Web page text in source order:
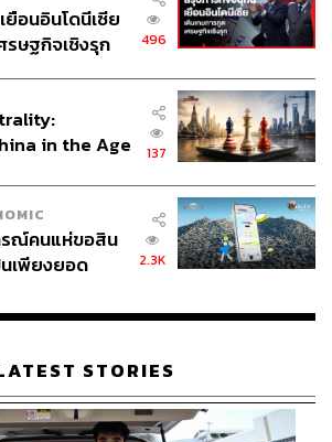
on Instagram
by Tom Daley (@tomdaley)
อนอินโดนีเซีย
รษฐกิจเชิงรุก
496
in the Age
137
รณ์คนแห่ขอสิน
นเพียงยอด
2.3K
STORIES